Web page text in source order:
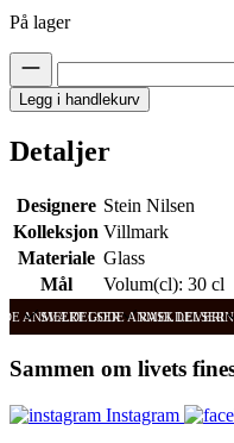
På lager
Legg i handlekurv
Detaljer
Designere Stein Nilsen
Kolleksjon Villmark
Materiale Glass
Mål
Volum(cl): 30 cl
ANMELDELSER RASK
SVÆRT GODE ANMELDELSER
Sammen om livets
Instagram